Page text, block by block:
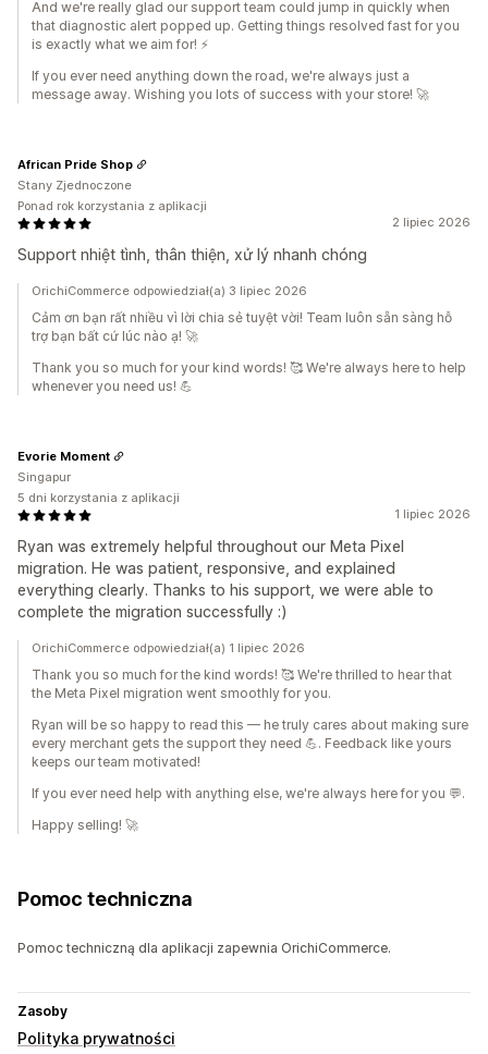
And we're really glad our support team could jump in quickly when
that diagnostic alert popped up. Getting things resolved fast for you
is exactly what we aim for! ⚡
If you ever need anything down the road, we're always just a
message away. Wishing you lots of success with your store! 🚀
2 lipiec 2026
Support nhiệt tình, thân thiện, xử lý nhanh chóng
African Pride Shop
Stany Zjednoczone
Ponad rok korzystania z aplikacji
OrichiCommerce odpowiedział(a) 3 lipiec 2026
Cảm ơn bạn rất nhiều vì lời chia sẻ tuyệt vời! Team luôn sẵn sàng hỗ
trợ bạn bất cứ lúc nào ạ! 🚀
Thank you so much for your kind words! 🥰 We're always here to help
whenever you need us! 💪
1 lipiec 2026
Ryan was extremely helpful throughout our Meta Pixel
migration. He was patient, responsive, and explained
everything clearly. Thanks to his support, we were able to
complete the migration successfully :)
Evorie Moment
Singapur
5 dni korzystania z aplikacji
OrichiCommerce odpowiedział(a) 1 lipiec 2026
Thank you so much for the kind words! 🥰 We're thrilled to hear that
the Meta Pixel migration went smoothly for you.
Ryan will be so happy to read this — he truly cares about making sure
every merchant gets the support they need 💪. Feedback like yours
keeps our team motivated!
If you ever need help with anything else, we're always here for you 💬.
Happy selling! 🚀
Pomoc techniczna
Pomoc techniczną dla aplikacji zapewnia OrichiCommerce.
Zasoby
Polityka prywatności